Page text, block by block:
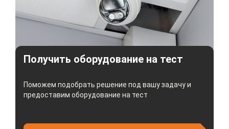
Получить оборудование на тест
Поможем подобрать решение под вашу задачу и
предоставим оборудование на тест